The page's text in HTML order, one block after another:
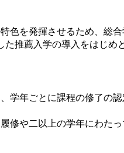
色を発揮させるため、総
推薦入学の導入をはじめ
学年ごとに課程の修了の
修や二以上の学年にわた